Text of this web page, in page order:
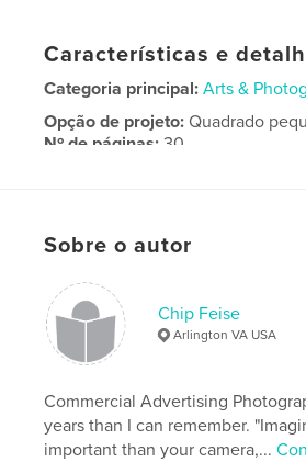
Características e
Categoria principal: Arts &
Opção de projeto:Quadrado
Nº de páginas:30
Palavras-chavee
Sobre o autor
Chip Feise
Arlington VA USA
Commercial Advertising
years than I can remember.
important than your camera,...